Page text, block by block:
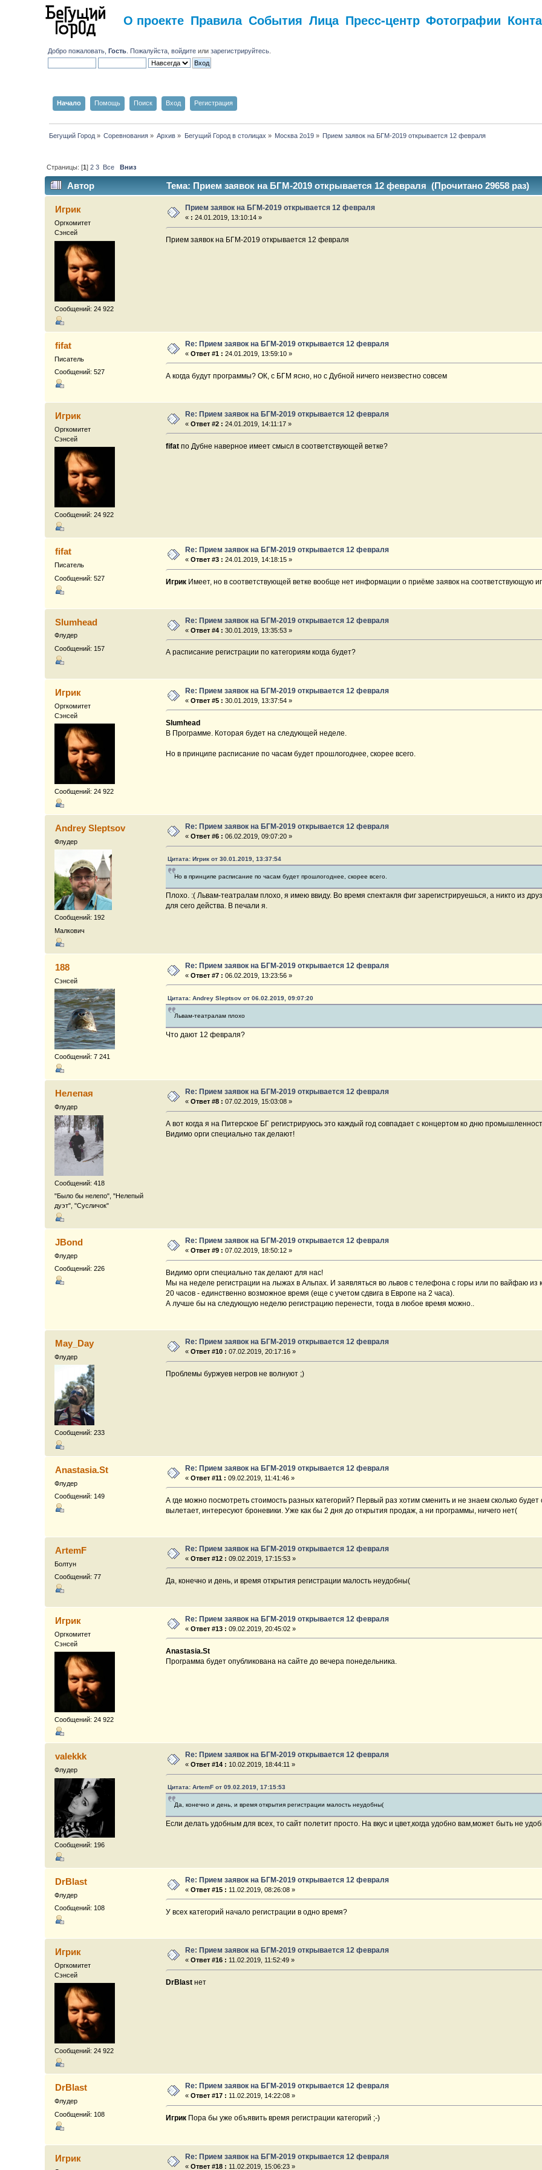
О проекте Правила События Лица Пресс-центр Фотографии
Добро пожаловать,Гость . Пожалуйста,войдите илизарегистрируйтесь
Начало Помощь Поиск Вход Регистрация
Бегущий Город» Соревнования» Архив » Бегущий Город в столицах » Москва 2о19» Прием заявок на БГМ-2019 открывается 12 февраля
Страницы: [1] 2 3 Все Вниз
Автор Тема: Прием заявок на БГМ-2019 открывается 12 февраля (Прочитано 29658 раз)
Игрик
Оргкомитет
Сэнсей
Сообщений: 24 922
Прием заявок на БГМ-2019 открывается 12 февраля
« : 24.01.2019, 13:10:14 »
Прием заявок на БГМ-2019 открывается 12 февраля
fifat
Писатель
Сообщений: 527
Re: Прием заявок на БГМ-2019 открывается 12 февраля
«Ответ #1 : 24.01.2019, 13:59:10 »
А когда будут программы? ОК, с БГМ ясно, но с Дубной ничего неизвестно совсем
Игрик
Оргкомитет
Сэнсей
Сообщений: 24 922
Re: Прием заявок на БГМ-2019 открывается 12 февраля
«Ответ #2 : 24.01.2019, 14:11:17 »
fifat по Дубне наверное имеет смысл в соответствующей ветке?
fifat
Писатель
Сообщений: 527
Re: Прием заявок на БГМ-2019 открывается 12 февраля
«Ответ #3 : 24.01.2019, 14:18:15 »
Игрик Имеет, но в соответствующей ветке вообще нет информации о приёме заявок на соответствующую
Slumhead
Флудер
Сообщений: 157
Re: Прием заявок на БГМ-2019 открывается 12 февраля
«Ответ #4 : 30.01.2019, 13:35:53 »
А расписание регистрации по категориям когда будет?
Игрик
Оргкомитет
Сэнсей
Сообщений: 24 922
Re: Прием заявок на БГМ-2019 открывается 12 февраля
«Ответ #5 : 30.01.2019, 13:37:54 »
Slumhead
В Программе. Которая будет на следующей неделе.
Но в принципе расписание по часам будет прошлогоднее, скорее всего.
Andrey Sleptsov
Флудер
Сообщений: 192
Малкович
Re: Прием заявок на БГМ-2019 открывается 12 февраля
«Ответ #6 : 06.02.2019, 09:07:20 »
Цитата: Игрик от 30.01.2019, 13:37:54
Но в принципе расписание по часам будет прошлогоднее, скорее всего.
Плохо. :( Львам-театралам плохо, я имею ввиду. Во время спектакля фиг зарегистрируешься, а никто из
для сего действа. В печали я.
188
Сэнсей
Сообщений: 7 241
Re: Прием заявок на БГМ-2019 открывается 12 февраля
«Ответ #7 : 06.02.2019, 13:23:56 »
Цитата: Andrey Sleptsov от 06.02.2019, 09:07:20
Львам-театралам плохо
Что дают 12 февраля?
Нелепая
Флудер
Сообщений: 418
"Было бы нелепо", "Нелепый
дуэт", "Сусличок"
Re: Прием заявок на БГМ-2019 открывается 12 февраля
«Ответ #8 : 07.02.2019, 15:03:08 »
А вот когда я на Питерское БГ регистрируюсь это каждый год совпадает с концертом ко дню
Видимо орги специально так делают!
JBond
Флудер
Сообщений: 226
Re: Прием заявок на БГМ-2019 открывается 12 февраля
«Ответ #9 : 07.02.2019, 18:50:12 »
Видимо орги специально так делают для нас!
Мы на неделе регистрации на лыжах в Альпах. И заявляться во львов с телефона с горы или по вайфаю
20 часов - единственно возможное время (еще с учетом сдвига в Европе на 2 часа).
А лучше бы на следующую неделю регистрацию перенести, тогда в любое время можно..
May_Day
Флудер
Сообщений: 233
Re: Прием заявок на БГМ-2019 открывается 12 февраля
«Ответ #10 : 07.02.2019, 20:17:16 »
Проблемы буржуев негров не волнуют ;)
Anastasia.St
Флудер
Сообщений: 149
Re: Прием заявок на БГМ-2019 открывается 12 февраля
«Ответ #11 : 09.02.2019, 11:41:46 »
А где можно посмотреть стоимость разных категорий? Первый раз хотим сменить и не знаем сколько
вылетает, интересуют броневики. Уже как бы 2 дня до открытия продаж, а ни программы, ничего нет(
ArtemF
Болтун
Сообщений: 77
Re: Прием заявок на БГМ-2019 открывается 12 февраля
«Ответ #12 : 09.02.2019, 17:15:53 »
Да, конечно и день, и время открытия регистрации малость неудобны(
Игрик
Оргкомитет
Сэнсей
Сообщений: 24 922
Re: Прием заявок на БГМ-2019 открывается 12 февраля
«Ответ #13 : 09.02.2019, 20:45:02 »
Anastasia.St
Программа будет опубликована на сайте до вечера понедельника.
valekkk
Флудер
Сообщений: 196
Re: Прием заявок на БГМ-2019 открывается 12 февраля
«Ответ #14 : 10.02.2019, 18:44:11 »
Цитата: ArtemF от 09.02.2019, 17:15:53
Да, конечно и день, и время открытия регистрации малость неудобны(
Если делать удобным для всех, то сайт полетит просто. На вкус и цвет,когда удобно вам,может быть не
DrBlast
Флудер
Сообщений: 108
Re: Прием заявок на БГМ-2019 открывается 12 февраля
«Ответ #15 : 11.02.2019, 08:26:08 »
У всех категорий начало регистрации в одно время?
Игрик
Оргкомитет
Сэнсей
Сообщений: 24 922
Re: Прием заявок на БГМ-2019 открывается 12 февраля
«Ответ #16 : 11.02.2019, 11:52:49 »
DrBlast нет
DrBlast
Флудер
Сообщений: 108
Re: Прием заявок на БГМ-2019 открывается 12 февраля
«Ответ #17 : 11.02.2019, 14:22:08 »
Игрик Пора бы уже объявить время регистрации категорий ;-)
Игрик Re: Прием заявок на БГМ-2019 открывается 12 февраля
«Ответ #18 : 11.02.2019, 15:06:23 »